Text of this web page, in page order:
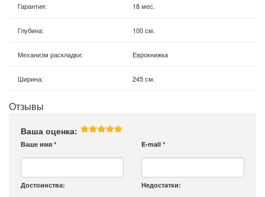
Гарантия: 18 мес.
Глубина: 100 см.
Механизм раскладки: Еврокнижка
Ширина: 245 см.
Отзывы
Ваша оценка:
Ваше имя * E-mail *
Достоинства: Недостатки: